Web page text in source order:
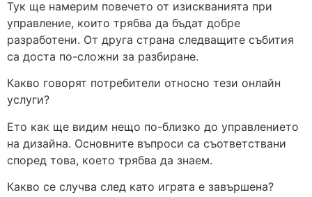
Тук ще намерим повечето от изискванията при
управление, които трябва да бъдат добре
разработени. От друга страна следващите събития
са доста по-сложни за разбиране.
Какво говорят потребители относно тези онлайн
услуги?
Ето как ще видим нещо по-близко до управлението
на дизайна. Основните въпроси са съответствани
според това, което трябва да знаем.
Какво се случва след като играта е завършена?